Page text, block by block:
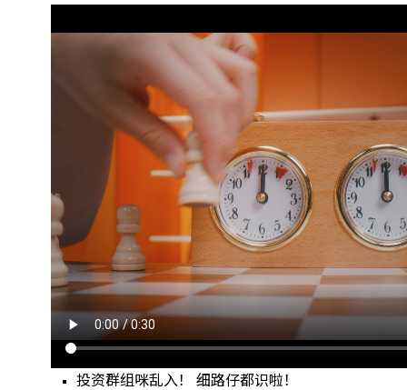
投资群组咪乱入！ 细路仔都识啦！